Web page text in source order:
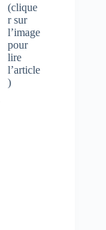
(clique
r sur
l’image
pour
lire
l’article
)